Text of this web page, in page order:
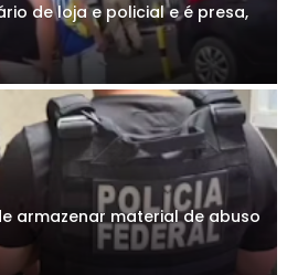
de loja e policial e é presa,
armazenar material de abuso